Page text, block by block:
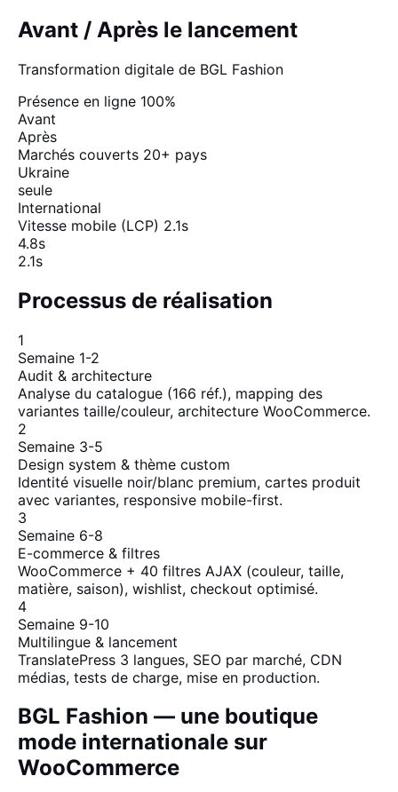
Avant / Après le lancement
Transformation digitale de BGL Fashion
Présence en ligne 100%
Avant
Après
Marchés couverts 20+ pays
Ukraine
seule
International
Vitesse mobile (LCP) 2.1s
4.8s
2.1s
Processus de réalisation
1
Semaine 1-2
Audit & architecture
Analyse du catalogue (166 réf.), mapping des
variantes taille/couleur, architecture WooCommerce.
2
Semaine 3-5
Design system & thème custom
Identité visuelle noir/blanc premium, cartes produit
avec variantes, responsive mobile-first.
3
Semaine 6-8
E-commerce & filtres
WooCommerce + 40 filtres AJAX (couleur, taille,
matière, saison), wishlist, checkout optimisé.
4
Semaine 9-10
Multilingue & lancement
TranslatePress 3 langues, SEO par marché, CDN
médias, tests de charge, mise en production.
BGL Fashion — une boutique
mode internationale sur
WooCommerce